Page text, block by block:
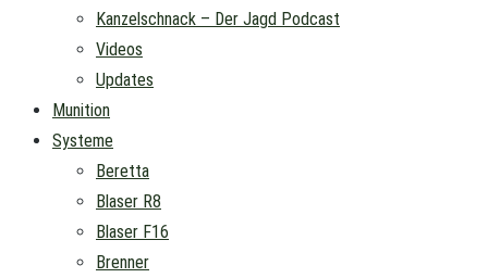
Kanzelschnack – Der Jagd Podcast
Videos
Updates
Munition
Systeme
Beretta
Blaser R8
Blaser F16
Brenner